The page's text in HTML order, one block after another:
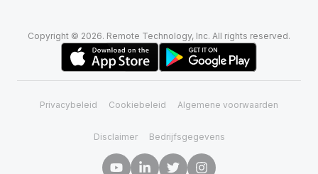
Copyright © 2026. Remote Technology, Inc. All rights reserved.
Privacybeleid Cookiebeleid Algemene voorwaarden
Disclaimer Bedrijfsgegevens